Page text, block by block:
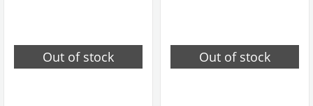
Out of stock Out of stock